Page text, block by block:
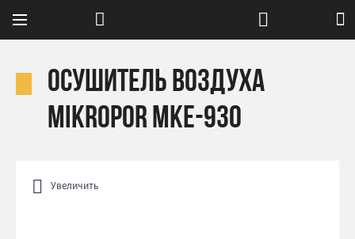
Осушитель воздуха
Mikropor MKE-930
Увеличить